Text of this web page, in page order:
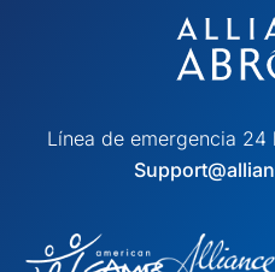
Línea de emergencia 24